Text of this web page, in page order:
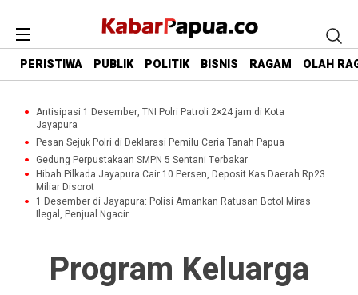
PERISTIWA PUBLIK POLITIK BISNIS RAGAM OLAH
Antisipasi 1 Desember, TNI Polri Patroli 2×24 jam di Kota
Jayapura
Pesan Sejuk Polri di Deklarasi Pemilu Ceria Tanah Papua
Gedung Perpustakaan SMPN 5 Sentani Terbakar
Hibah Pilkada Jayapura Cair 10 Persen, Deposit Kas Daerah Rp23
Miliar Disorot
1 Desember di Jayapura: Polisi Amankan Ratusan Botol Miras
Ilegal, Penjual Ngacir
Program Keluarga